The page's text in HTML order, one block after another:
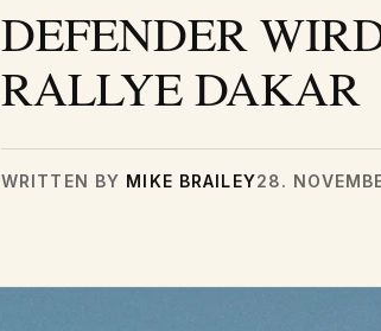
DEFENDER
RALLYE DAKAR
WRITTEN BY MIKE BRAILEY28.